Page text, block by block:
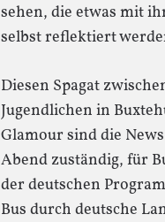
sehen, die etwas mit
selbst reflektiert
Diesen Spagat
Jugendlichen in
Glamour sind die
Abend zuständig, für
der deutschen
Bus durch deutsche